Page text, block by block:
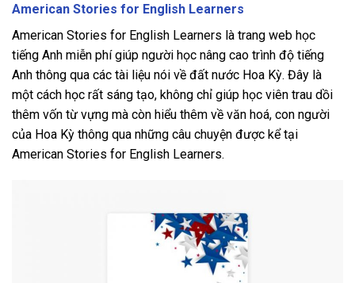
American Stories for English Learners
American Stories for English Learners là trang web học
tiếng Anh miễn phí giúp người học nâng cao trình độ tiếng
Anh thông qua các tài liệu nói về đất nước Hoa Kỳ. Đây là
một cách học rất sáng tạo, không chỉ giúp học viên trau dồi
thêm vốn từ vựng mà còn hiểu thêm về văn hoá, con người
của Hoa Kỳ thông qua những câu chuyện được kể tại
American Stories for English Learners.